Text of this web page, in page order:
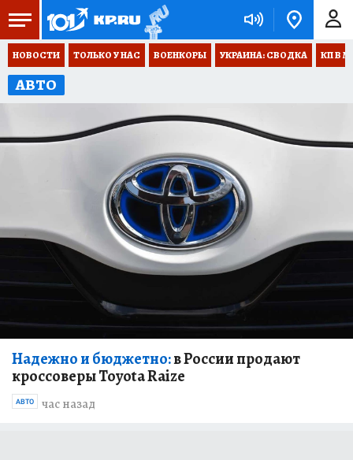
НОВОСТИ ТОЛЬКО У НАС ВОЕНКОРЫ УКРАИНА: СВОДКА КП В
АВТО
Надежно и бюджетно:в России продают
кроссоверы Toyota Raize
час назад
АВТО